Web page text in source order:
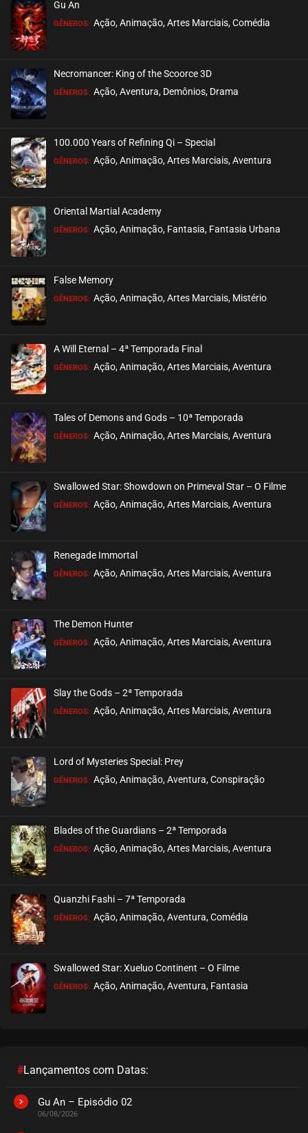
ASSISTIDO
ASSISTIDO
Gu An
GÊNEROS: Ação, Animação, Artes Marciais, Comédia
Necromancer: King of the Scoorce 3D
GÊNEROS: Ação, Aventura, Demônios, Drama
100.000 Years of Refining Qi – Special
GÊNEROS: Ação, Animação, Artes Marciais, Aventura
Oriental Martial Academy
GÊNEROS: Ação, Animação, Fantasia, Fantasia Urbana
False Memory
GÊNEROS: Ação, Animação, Artes Marciais, Mistério
A Will Eternal – 4ª Temporada Final
GÊNEROS: Ação, Animação, Artes Marciais, Aventura
Tales of Demons and Gods – 10ª Temporada
GÊNEROS: Ação, Animação, Artes Marciais, Aventura
Swallowed Star: Showdown on Primeval Star – O Filme
GÊNEROS: Ação, Animação, Artes Marciais, Aventura
Renegade Immortal
GÊNEROS: Ação, Animação, Artes Marciais, Aventura
The Demon Hunter
GÊNEROS: Ação, Animação, Artes Marciais, Aventura
Slay the Gods – 2ª Temporada
GÊNEROS: Ação, Animação, Artes Marciais, Aventura
Lord of Mysteries Special: Prey
GÊNEROS: Ação, Animação, Aventura, Conspiração
Blades of the Guardians – 2ª Temporada
GÊNEROS: Ação, Animação, Artes Marciais, Aventura
Quanzhi Fashi – 7ª Temporada
GÊNEROS: Ação, Animação, Aventura, Comédia
Swallowed Star: Xueluo Continent – O Filme
GÊNEROS: Ação, Animação, Aventura, Fantasia
#Lançamentos com Datas:
Gu An – Episódio 02
06/08/2026